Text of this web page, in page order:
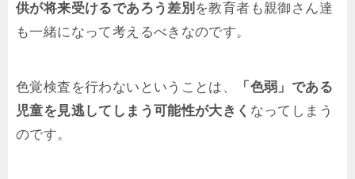
供が将来受けるであろう差別 を教育者も親御さん達
も一緒になって考えるべきなのです。
色覚検査を行わないということは、
「色弱」である
児童を見逃してしまう可能性が大きく なってしまう
のです。